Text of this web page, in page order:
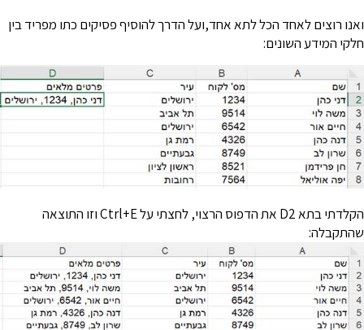
רוצים לאחד הכל לתא אחד,ועל הדרך להוסיף פסיקים כתו מפריד בין
המידע השונים:
הקלדתי בתא D2 את הדפוס הרצוי, לחצתי על Ctrl+E וזו התוצאה